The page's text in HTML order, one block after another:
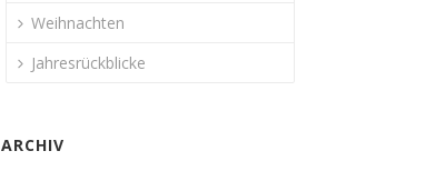
Weihnachten
Jahresrückblicke
ARCHIV